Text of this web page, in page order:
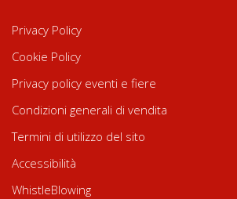
Privacy Policy
Cookie Policy
Privacy policy eventi e fiere
Condizioni generali di vendita
Termini di utilizzo del sito
Accessibilità
WhistleBlowing